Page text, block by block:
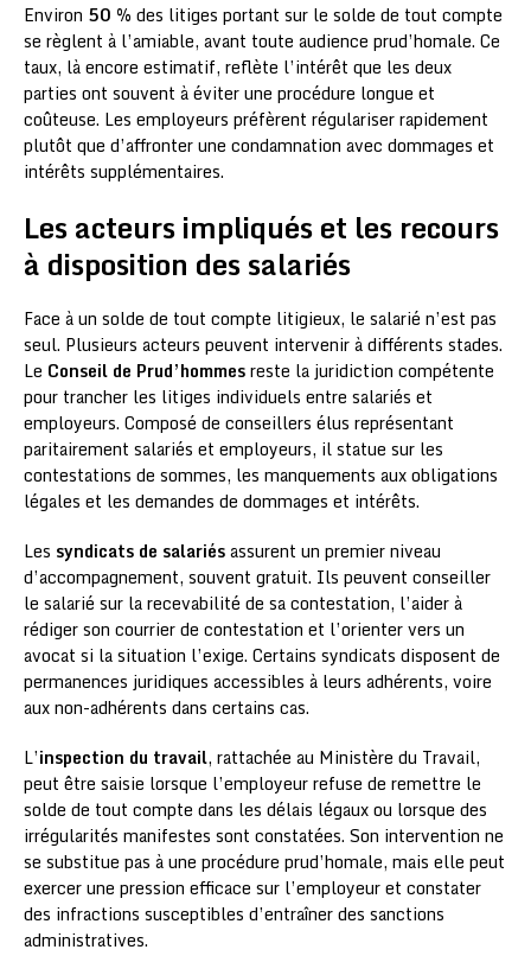
Environ 50 % des litiges portant sur le solde de tout compte
se règlent à l’amiable, avant toute audience prud’homale. Ce
taux, là encore estimatif, reflète l’intérêt que les deux
parties ont souvent à éviter une procédure longue et
coûteuse. Les employeurs préfèrent régulariser rapidement
plutôt que d’affronter une condamnation avec dommages et
intérêts supplémentaires.
Les acteurs impliqués et les recours
à disposition des salariés
Face à un solde de tout compte litigieux, le salarié n’est pas
seul. Plusieurs acteurs peuvent intervenir à différents stades.
Le Conseil de Prud’hommesreste la juridiction compétente
pour trancher les litiges individuels entre salariés et
employeurs. Composé de conseillers élus représentant
paritairement salariés et employeurs, il statue sur les
contestations de sommes, les manquements aux obligations
légales et les demandes de dommages et intérêts.
Les syndicats de salariésassurent un premier niveau
d’accompagnement, souvent gratuit. Ils peuvent conseiller
le salarié sur la recevabilité de sa contestation, l’aider à
rédiger son courrier de contestation et l’orienter vers un
avocat si la situation l’exige. Certains syndicats disposent de
permanences juridiques accessibles à leurs adhérents, voire
aux non-adhérents dans certains cas.
L’inspection du travail, rattachée au Ministère du Travail,
peut être saisie lorsque l’employeur refuse de remettre le
solde de tout compte dans les délais légaux ou lorsque des
irrégularités manifestes sont constatées. Son intervention ne
se substitue pas à une procédure prud’homale, mais elle peut
exercer une pression efficace sur l’employeur et constater
des infractions susceptibles d’entraîner des sanctions
administratives.